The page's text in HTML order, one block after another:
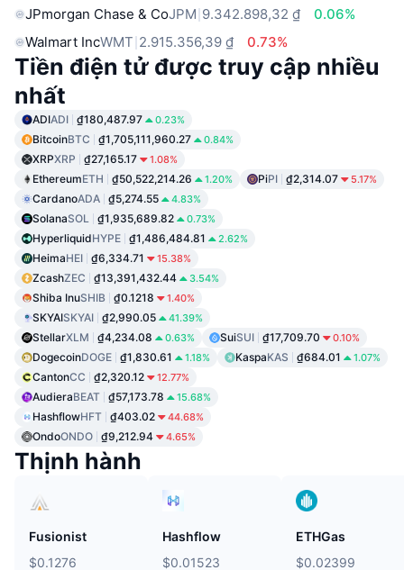
JPmorgan Chase & CoJPM 9.342.898,32 ₫
0.06%
Walmart IncWMT 2.915.356,39 ₫ 0.73%
Tiền điện tử được truy cập nhiều
nhất
ADIADI ₫180,487.97 0.23%
BitcoinBTC ₫1,705,111,960.27 0.84%
XRPXRP ₫27,165.17 1.08%
EthereumETH ₫50,522,214.26 1.20% PiPI ₫2,314.07 5.17%
CardanoADA ₫5,274.55 4.83%
SolanaSOL ₫1,935,689.82 0.73%
HyperliquidHYPE ₫1,486,484.81 2.62%
HeimaHEI ₫6,334.71 15.38%
ZcashZEC ₫13,391,432.44 3.54%
Shiba InuSHIB ₫0.1218 1.40%
SKYAISKYAI ₫2,990.05 41.39%
StellarXLM ₫4,234.08 0.63% SuiSUI ₫17,709.70 0.10%
DogecoinDOGE ₫1,830.61 1.18% KaspaKAS ₫684.01 1.07%
CantonCC ₫2,320.12 12.77%
AudieraBEAT ₫57,173.78 15.68%
HashflowHFT ₫403.02 44.68%
OndoONDO ₫9,212.94 4.65%
Thịnh hành
Fusionist
$0.1276
Hashflow
$0.01523
ETHGas
$0.02399